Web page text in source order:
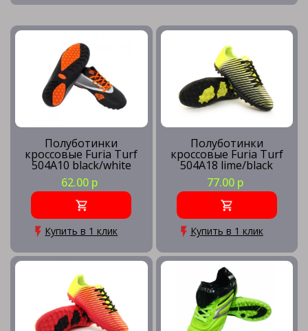
Полуботинки
кроссовые Furia Turf
504A10 black/white
62.00 р
Купить в 1 клик
Полуботинки
кроссовые Furia Turf
504А18 lime/black
77.00 р
Купить в 1 клик